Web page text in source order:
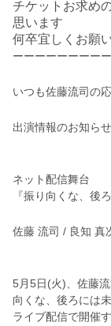
チケットお求め
思います
何卒宜しくお願
ーーーーーーーー
いつも佐藤流司の
出演情報のお知ら
ネット配信舞台
『振り向くな、後
佐藤 流司 / 良知 真
5月5日(火)、佐藤
向くな、後ろには
ライブ配信で開催